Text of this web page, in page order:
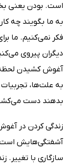
است. بودن یعنی
به ما بگویند چه
فکر نمی‌کنیم. ما
دیگران پیروی
آغوش کشیدن لحظه
به علت‌ها، تجربیات
بدهند دست
زندگی کردن در
آشفتگی‌هایش
سازگاری با تغییر.